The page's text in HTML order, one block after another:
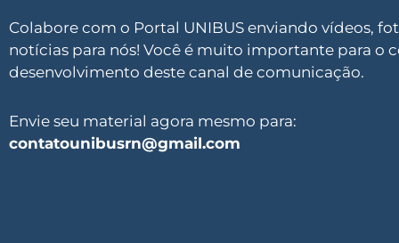
Colabore com o Portal UNIBUS enviando vídeos,
notícias para nós! Você é muito importante para o
desenvolvimento deste canal de comunicação.
Envie seu material agora mesmo para:
contatounibusrn@gmail.com